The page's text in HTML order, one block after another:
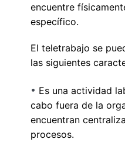
encuentre
específico.
El teletrabajo se
las siguientes
Es una actividad
cabo fuera de la
encuentran
procesos.